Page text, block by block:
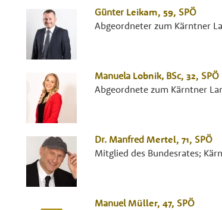
Günter Leikam, 59, SPÖ
Abgeordneter zum Kärntner
Manuela Lobnik, BSc, 32, SPÖ
Abgeordnete zum Kärntner
Dr. Manfred Mertel, 71, SPÖ
Mitglied des Bundesrates;
Manuel Müller, 47, SPÖ